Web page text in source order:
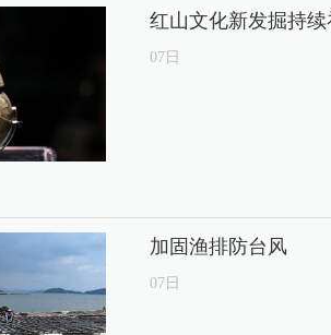
红山文化新发掘持
07日
加固渔排防台风
07日